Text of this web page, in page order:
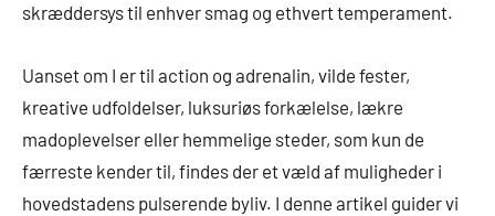
skræddersys til enhver smag og ethvert temperament.
Uanset om I er til action og adrenalin, vilde fester,
kreative udfoldelser, luksuriøs forkælelse, lækre
madoplevelser eller hemmelige steder, som kun de
færreste kender til, findes der et væld af muligheder i
hovedstadens pulserende byliv. I denne artikel guider vi